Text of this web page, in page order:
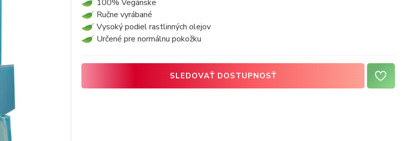
100% Vegánske
Ručne vyrábané
Vysoký podiel rastlinných olejov
Určené pre normálnu pokožku
SLEDOVAŤ DOSTUPNOSŤ